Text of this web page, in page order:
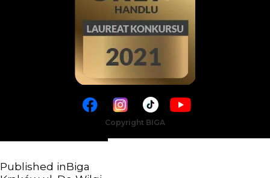
Copyright BIGA
Published inBiga